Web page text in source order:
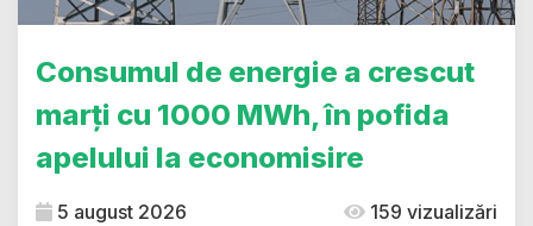
Consumul de energie a crescut
marți cu 1000 MWh, în pofida
apelului la economisire
5 august 2026 159 vizualizări